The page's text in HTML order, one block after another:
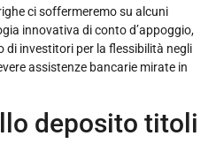
ci soffermeremo su alcuni
innovativa di conto d’appoggio,
di investitori per la flessibilità negli
assistenze bancarie mirate in
deposito titoli